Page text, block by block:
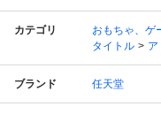
カテゴリ おもちゃ、ゲ
タイトル
ア
ブランド 任天堂